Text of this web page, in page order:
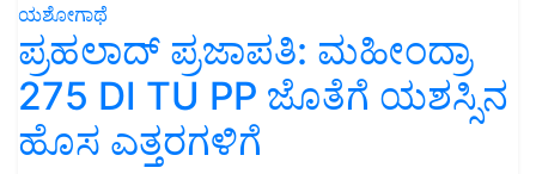
ಯಶೋಗಾಥೆ
ಪ್ರಹಲಾದ್ ಪ್ರಜಾಪತಿ: ಮಹೀಂದ್ರಾ
275 DI TU PP ಜೊತೆಗೆ ಯಶಸ್ಸಿನ
ಹೊಸ ಎತ್ತರಗಳಿಗೆ